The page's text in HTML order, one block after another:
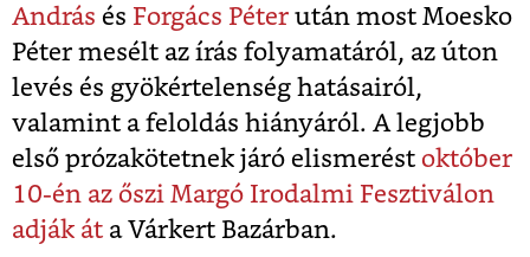
András és Forgács Péter után most Moesko
Péter mesélt az írás folyamatáról, az úton
levés és gyökértelenség hatásairól,
valamint a feloldás hiányáról. A legjobb
első prózakötetnek járó elismerést október
10-én az őszi Margó Irodalmi Fesztiválon
adják át a Várkert Bazárban.